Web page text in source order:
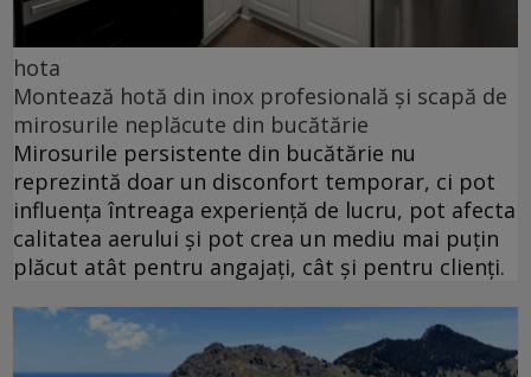
hota
Montează hotă din inox profesională și scapă de
mirosurile neplăcute din bucătărie
Mirosurile persistente din bucătărie nu
reprezintă doar un disconfort temporar, ci pot
influența întreaga experiență de lucru, pot afecta
calitatea aerului și pot crea un mediu mai puțin
plăcut atât pentru angajați, cât și pentru clienți.